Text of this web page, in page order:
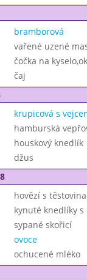
bramborová
vařené uzené
čočka na
čaj
krupicová s
hamburská
houskový knedlík
džus
hovězí s
kynuté knedlíky
sypané skořicí
ovoce
ochucené mléko